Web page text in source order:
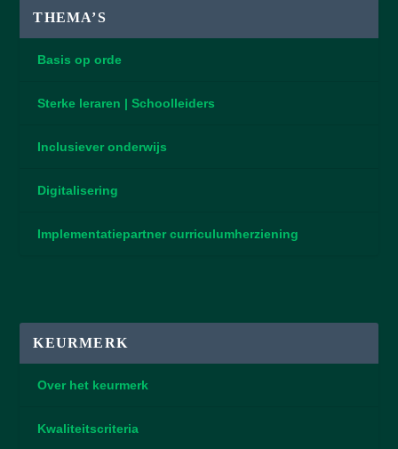
THEMA’S
Basis op orde
Sterke leraren | Schoolleiders
Inclusiever onderwijs
Digitalisering
Implementatiepartner curriculumherziening
KEURMERK
Over het keurmerk
Kwaliteitscriteria